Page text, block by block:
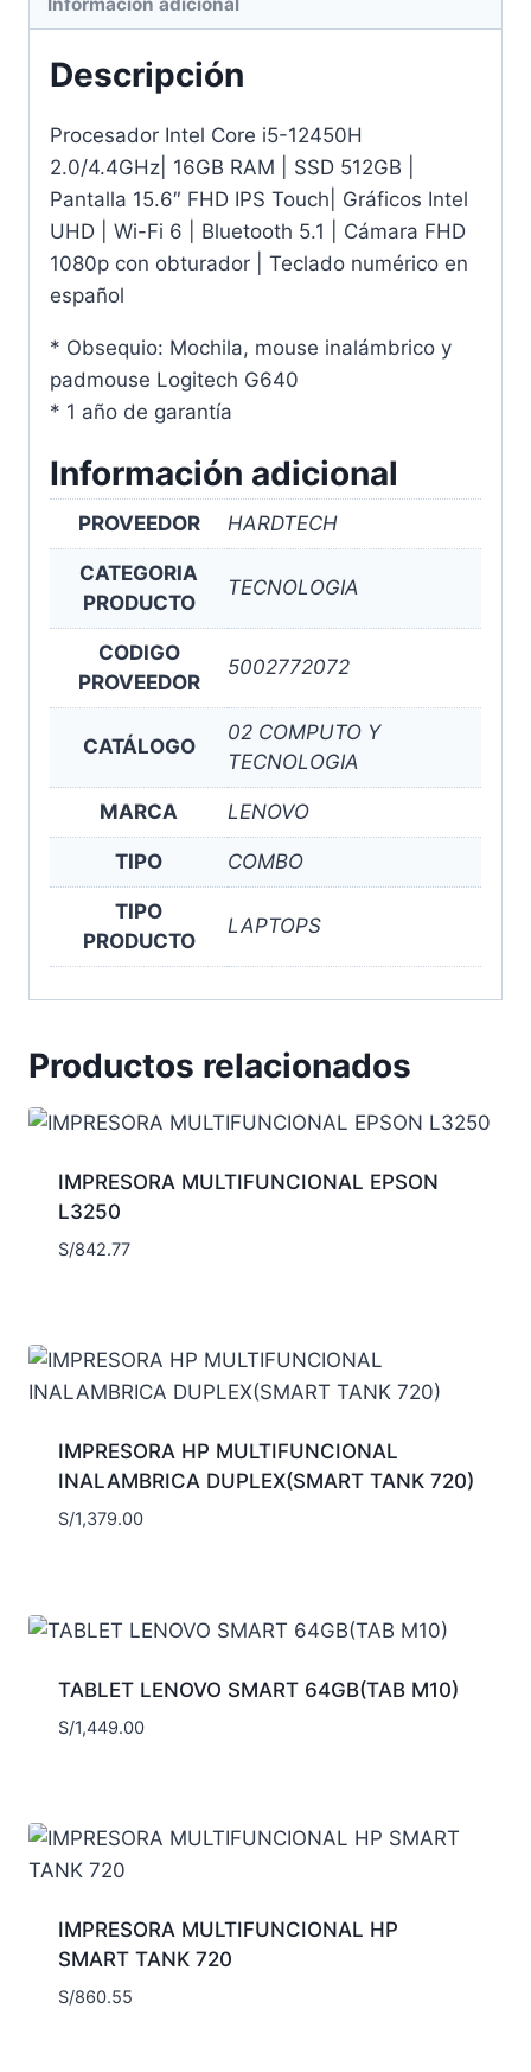
Descripción
Procesador Intel Core i5-12450H
2.0/4.4GHz| 16GB RAM | SSD 512GB |
Pantalla 15.6″ FHD IPS Touch| Gráficos Intel
UHD | Wi-Fi 6 | Bluetooth 5.1 | Cámara FHD
1080p con obturador | Teclado numérico en
español
* Obsequio: Mochila, mouse inalámbrico y
padmouse Logitech G640
* 1 año de garantía
Información adicional
PROVEEDOR HARDTECH
CATEGORIA
PRODUCTO
TECNOLOGIA
CODIGO
PROVEEDOR
5002772072
CATÁLOGO
02 COMPUTO Y
TECNOLOGIA
MARCA LENOVO
TIPO COMBO
TIPO
PRODUCTO
LAPTOPS
Productos relacionados
IMPRESORA MULTIFUNCIONAL EPSON
L3250
S/842.77
IMPRESORA HP MULTIFUNCIONAL
INALAMBRICA DUPLEX(SMART TANK 720)
S/1,379.00
TABLET LENOVO SMART 64GB(TAB M10)
S/1,449.00
IMPRESORA MULTIFUNCIONAL HP
SMART TANK 720
S/860.55